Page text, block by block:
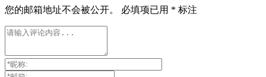
您的邮箱地址不会被公开。 必填项已用 * 标注